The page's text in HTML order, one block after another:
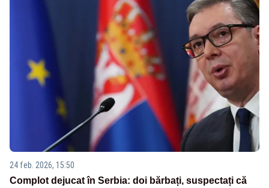
24 feb. 2026, 15:50
Complot dejucat în Serbia: doi bărbați, suspectați că